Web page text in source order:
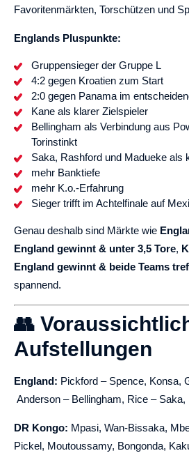
Favoritenmärkten, Torschützen und
Englands Pluspunkte:
Gruppensieger der Gruppe L
4:2 gegen Kroatien zum Start
2:0 gegen Panama im
Kane als klarer Zielspieler
Bellingham als Verbindung aus
Torinstinkt
Saka, Rashford und Madueke als
mehr Banktiefe
mehr K.o.-Erfahrung
Sieger trifft im Achtelfinale auf
Genau deshalb sind Märkte wie
England gewinnt & unter 3,5 Tore,
England gewinnt & beide Teams
spannend.
👥
Aufstellungen
England: Pickford – Spence, Konsa,
Anderson – Bellingham, Rice –
DR Kongo: Mpasi, Wan-Bissaka,
Pickel, Moutoussamy, Bongonda,